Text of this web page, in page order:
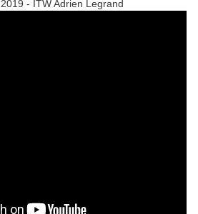
- ITW Adrien Legrand